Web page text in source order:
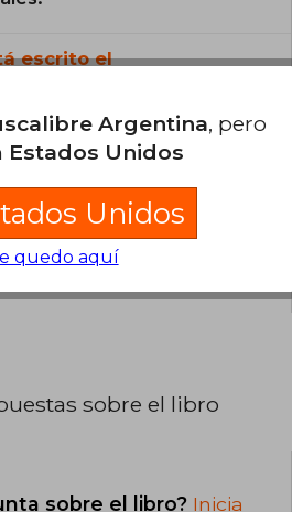
escrito el
Español.
de este libro?
esta edición es Tapa
sobre el libro
sobre el libro? Inicia
Argentina, pero
Estados Unidos
Unidos
quedo aquí